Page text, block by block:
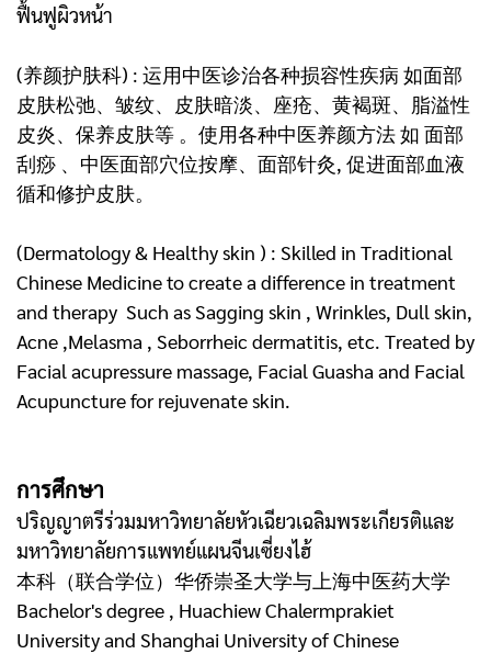
ฟื้นฟูผิวหน้า
(养颜护肤科) : 运用中医诊治各种损容性疾病 如面部
皮肤松弛、皱纹、皮肤暗淡、座疮、黄褐斑、脂溢性
皮炎、保养皮肤等 。使用各种中医养颜方法 如 面部
刮痧 、中医面部穴位按摩、面部针灸, 促进面部血液
循和修护皮肤。
(Dermatology & Healthy skin ) : Skilled in Traditional
Chinese Medicine to create a difference in treatment
and therapy Such as Sagging skin , Wrinkles, Dull skin,
Acne ,Melasma , Seborrheic dermatitis, etc. Treated by
Facial acupressure massage, Facial Guasha and Facial
Acupuncture for rejuvenate skin.
การศึกษา
ปริญญาตรีร่วมมหาวิทยาลัยหัวเฉียวเฉลิมพระเกียรติและ
มหาวิทยาลัยการแพทย์แผนจีนเซี่ยงไฮ้
本科（联合学位）华侨崇圣大学与上海中医药大学
Bachelor's degree , Huachiew Chalermprakiet
University and Shanghai University of Chinese